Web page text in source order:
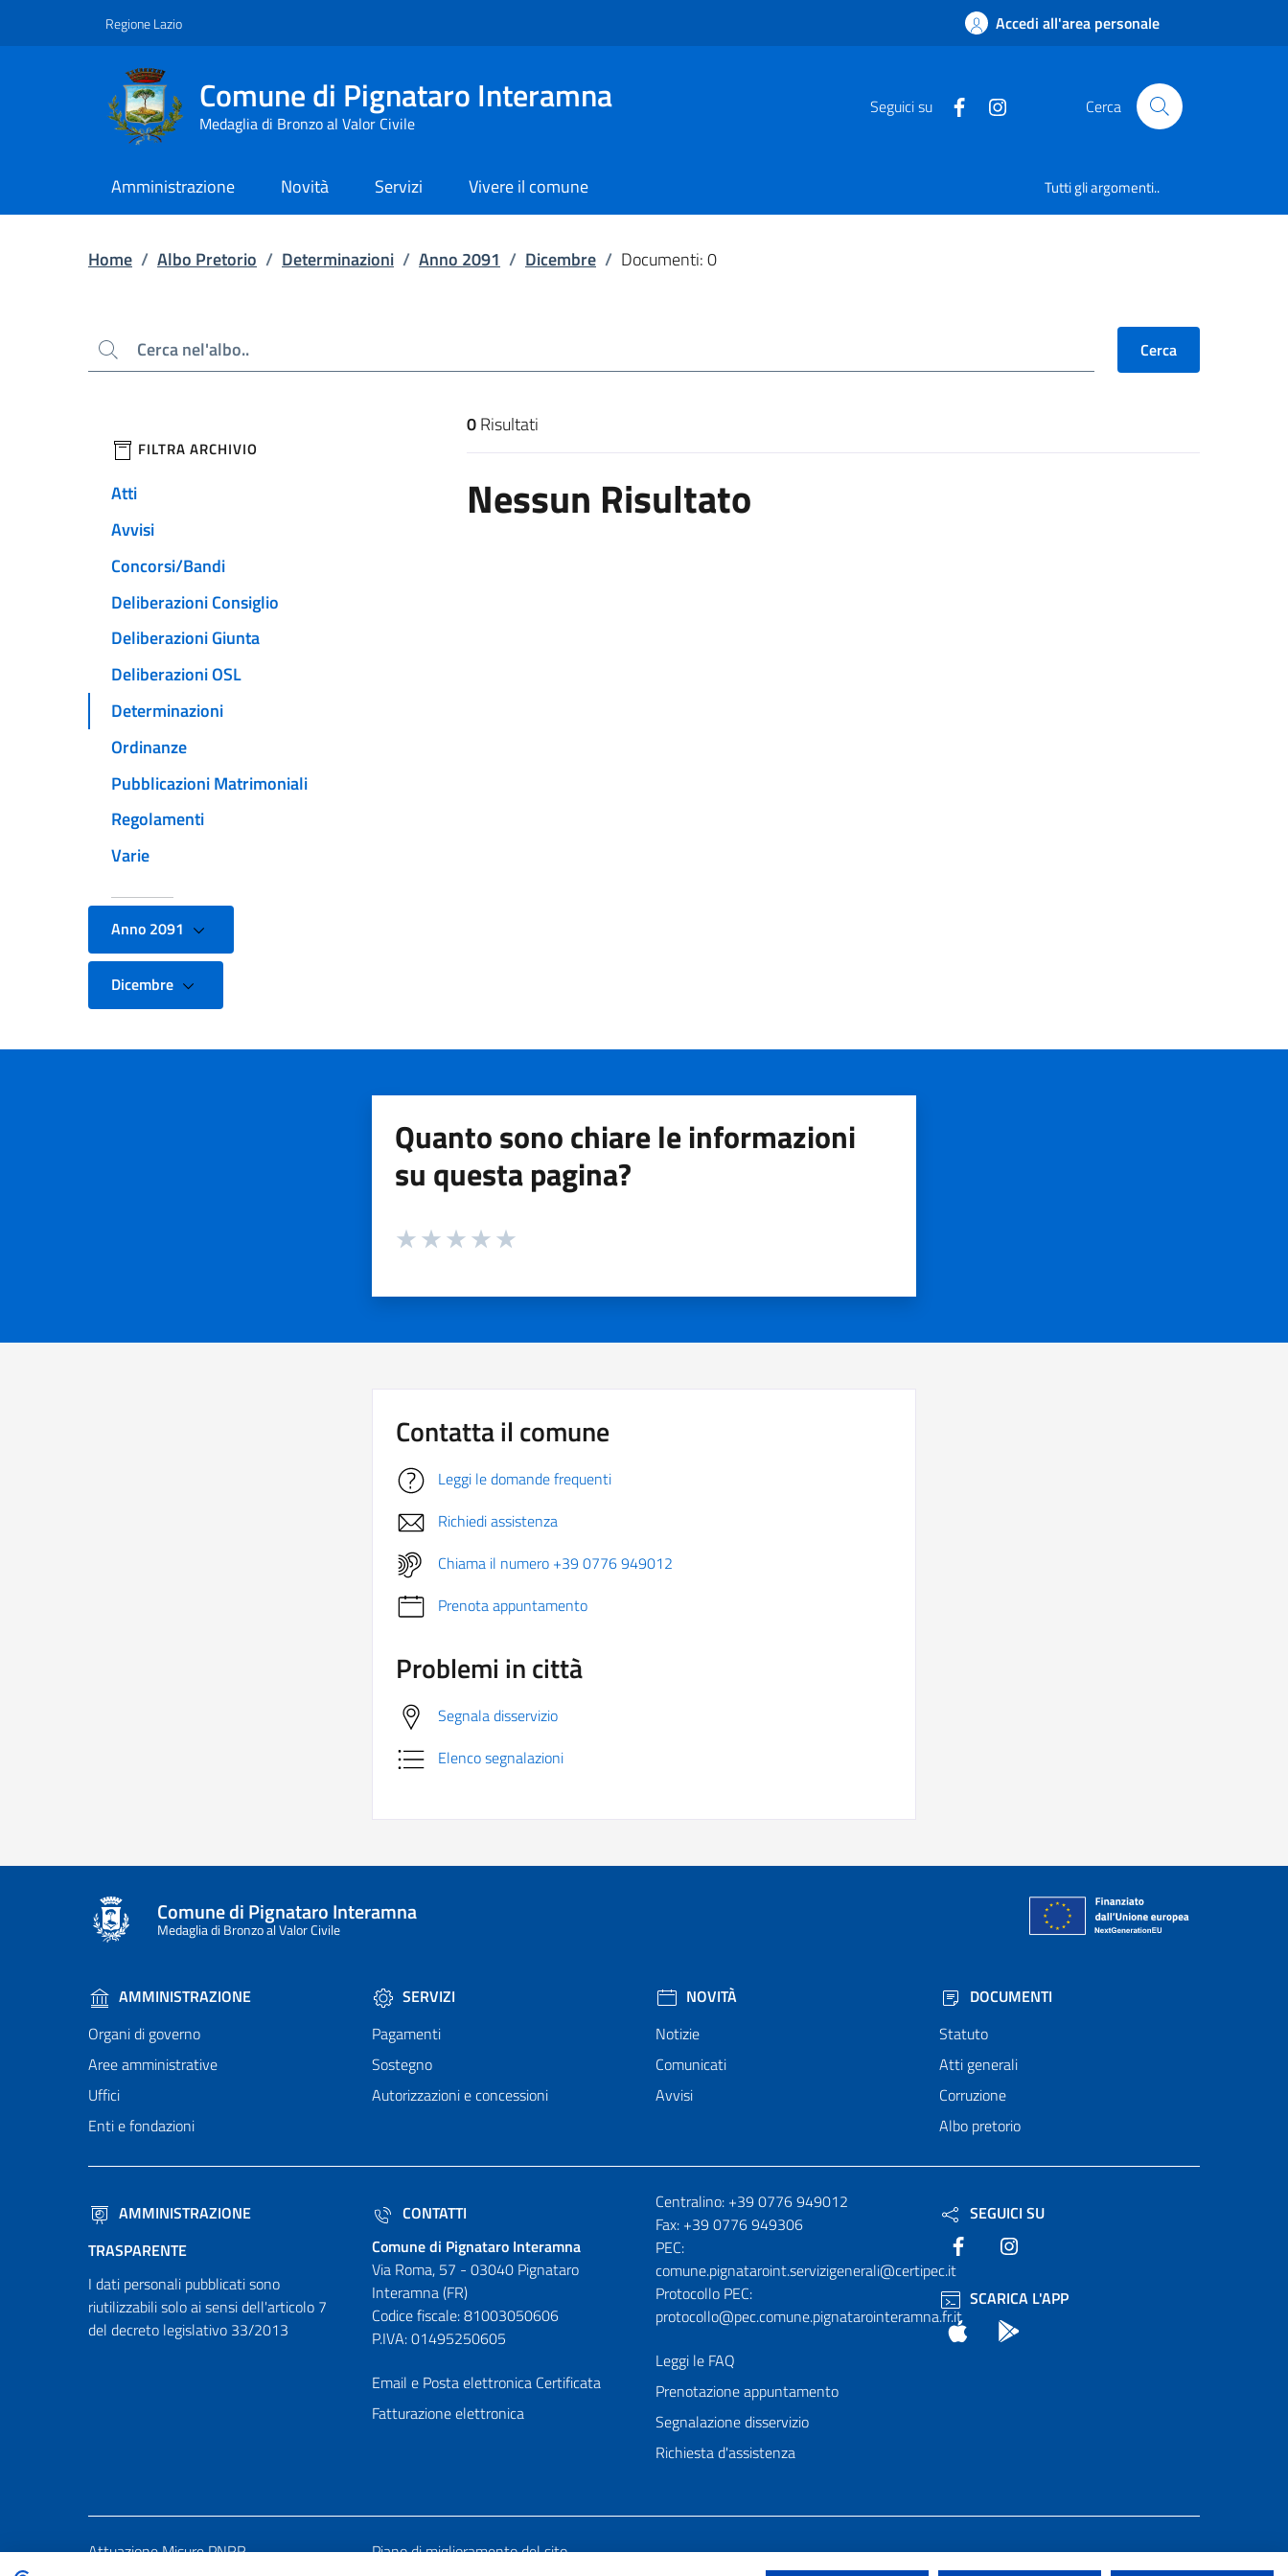
Regione Lazio Accedi all'area personale
Comune di Pignataro Interamna
Medaglia di Bronzo al Valor Civile
Seguici su Cerca
Amministrazione Novità Servizi Vivere il comune Tutti gli argomenti..
Home / Albo Pretorio / Determinazioni / Anno 2091 / Dicembre / Documenti: 0
Cerca Cerca
filtri da applicare
FILTRA ARCHIVIO
Atti
Avvisi
Concorsi/Bandi
Deliberazioni Consiglio
Deliberazioni Giunta
Deliberazioni OSL
Determinazioni
Ordinanze
Pubblicazioni Matrimoniali
Regolamenti
Varie
Anno 2091
Dicembre
Risultati di ricerca
0Risultati
Nessun Risultato
Quanto sono chiare le informazioni
su questa pagina?
Valuta da 1 a 5 stelle la pagina
Contatta il comune
Leggi le domande frequenti
Richiedi assistenza
Chiama il numero +39 0776 949012
Prenota appuntamento
Problemi in città
Segnala disservizio
Elenco segnalazioni
Comune di Pignataro Interamna
Medaglia di Bronzo al Valor Civile
AMMINISTRAZIONE
Organi di governo
Aree amministrative
Uffici
Enti e fondazioni
SERVIZI
Pagamenti
Sostegno
Autorizzazioni e concessioni
NOVITÀ
Notizie
Comunicati
Avvisi
DOCUMENTI
Statuto
Atti generali
Corruzione
Albo pretorio
AMMINISTRAZIONE
TRASPARENTE
I dati personali pubblicati sono
riutilizzabili solo ai sensi dell'articolo 7
del decreto legislativo 33/2013
CONTATTI
Comune di Pignataro Interamna
Via Roma, 57 - 03040 Pignataro
Interamna (FR)
Codice fiscale: 81003050606
P.IVA: 01495250605
Email e Posta elettronica Certificata
Fatturazione elettronica
Numeri utili
Centralino: +39 0776 949012
Fax: +39 0776 949306
PEC:
comune.pignataroint.servizigenerali@certipec.it
Protocollo PEC:
protocollo@pec.comune.pignatarointeramna.fr.it
Leggi le FAQ
Prenotazione appuntamento
Segnalazione disservizio
Richiesta d'assistenza
SEGUICI SU
Facebook
SCARICA L'APP
App Store
Attuazione Misure PNRR Piano di miglioramento del sito